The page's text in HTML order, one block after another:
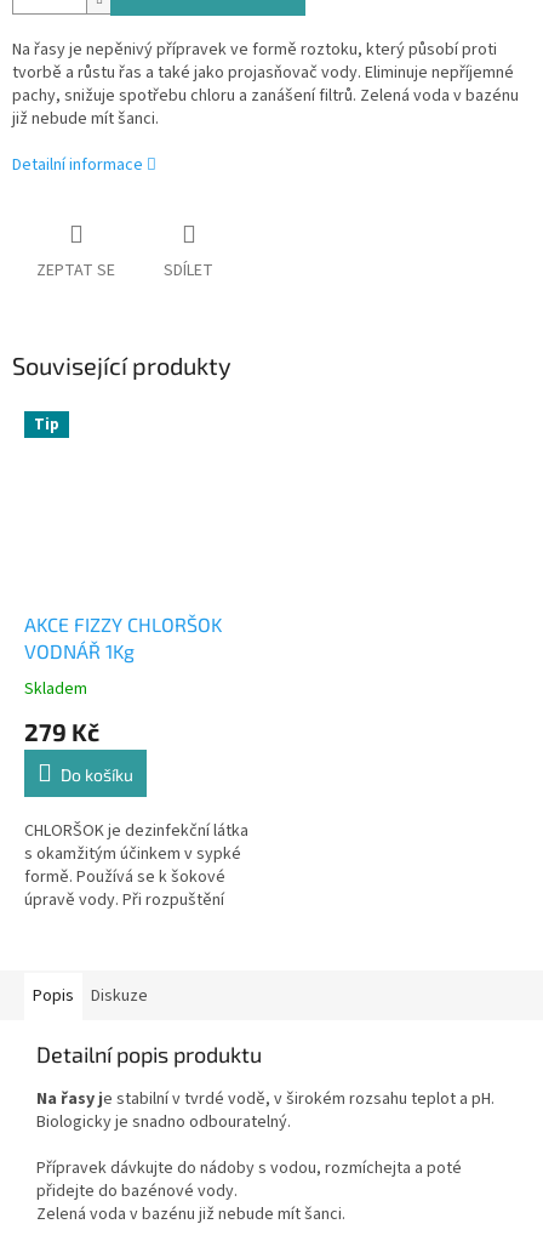
Na řasy je nepěnivý přípravek ve formě roztoku, který působí proti
tvorbě a růstu řas a také jako projasňovač vody. Eliminuje nepříjemné
pachy, snižuje spotřebu chloru a zanášení filtrů. Zelená voda v bazénu
již nebude mít šanci.
Detailní informace
ZEPTAT SE SDÍLET
Související produkty
Tip
AKCE FIZZY CHLORŠOK
VODNÁŘ 1Kg
Průměrné
produktu
4,6
5
hvězdiček.
Skladem
279 Kč
Do košíku
CHLORŠOK je dezinfekční látka
s okamžitým účinkem v sypké
formě. Používá se k šokové
úpravě vody. Při rozpuštění
Popis
Diskuze
Detailní popis produktu
Na řasy je stabilní v tvrdé vodě, v širokém rozsahu teplot a pH.
Biologicky je snadno odbouratelný.
Přípravek dávkujte do nádoby s vodou, rozmíchejta a poté
přidejte do bazénové vody.
Zelená voda v bazénu již nebude mít šanci.